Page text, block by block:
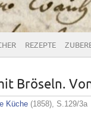
REZEPTE
Bröseln.
Küche (1858), S.129/3a